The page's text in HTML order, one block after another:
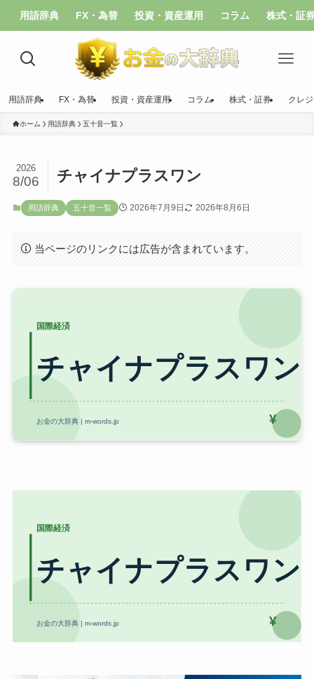
用語辞典 FX・為替 投資・資産運用 コラム 株式・証
用語辞典 FX・為替 投資・資産運用 コラム 株式・証券 クレ
ホーム 用語辞典 五十音一覧
チャイナプラスワン
2026
8/06
用語辞典 五十音一覧 2026年7月9日 2026年8月6日
当ページのリンクには広告が含まれています。